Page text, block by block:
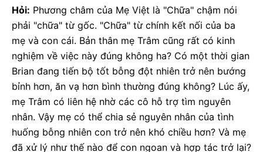
Hỏi: Phương châm của Mẹ Việt là "Chữa" chậm nói
phải "chữa" từ gốc. "Chữa" từ chính kết nối của ba
mẹ và con cái. Bản thân mẹ Trâm cũng rất có kinh
nghiệm về việc này đúng không ha? Có một thời gian
Brian đang tiến bộ tốt bỗng đột nhiên trở nên bướng
bỉnh hơn, ăn vạ hơn bình thường đúng không? Lúc ấy,
mẹ Trâm có liên hệ nhờ các cô hỗ trợ tìm nguyên
nhân. Vậy mẹ có thể chia sẻ nguyên nhân của tình
huống bỗng nhiên con trở nên khó chiều hơn? Và mẹ
đã xử lý như thế nào để con ngoan và hợp tác trở lại?